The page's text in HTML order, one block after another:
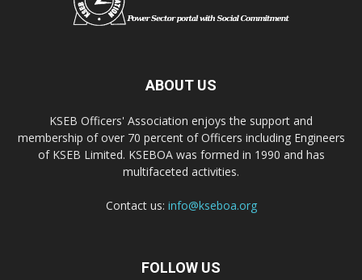
ABOUT US
KSEB Officers' Association enjoys the support and
membership of over 70 percent of Officers including Engineers
of KSEB Limited. KSEBOA was formed in 1990 and has
multifaceted activities.
Contact us: info@kseboa.org
FOLLOW US